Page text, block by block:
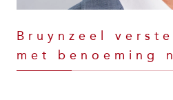
Bruynzeel
met benoeming